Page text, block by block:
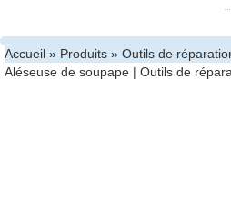
Accueil » Produits » Outils de
Aléseuse de soupape | Outils de